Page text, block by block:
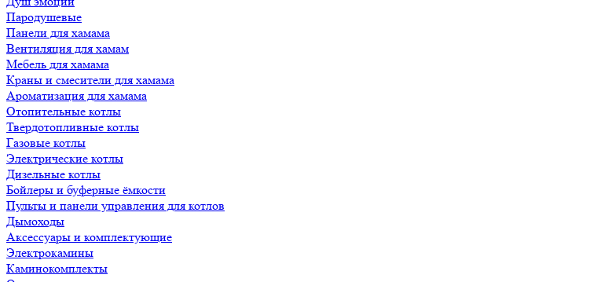
Пародушевые
Панели для хамама
Вентиляция для хамам
Мебель для хамама
Краны и смесители для хамама
Ароматизация для хамама
Отопительные котлы
Твердотопливные котлы
Газовые котлы
Электрические котлы
Дизельные котлы
Бойлеры и буферные ёмкости
Пульты и панели управления для котлов
Дымоходы
Аксессуары и комплектующие
Электрокамины
Каминокомплекты